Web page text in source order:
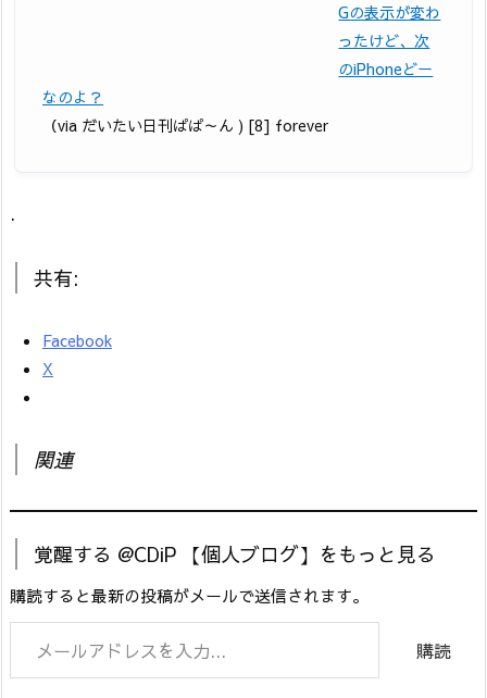
Gの表示が変わ
ったけど、次
のiPhoneどー
なのよ？
（via だいたい日刊ぱぱ～ん ) [8] forever
.
共有:
Facebook
X
関連
覚醒する @CDiP 【個人ブログ】をもっと見る
購読すると最新の投稿がメールで送信されます。
メールアドレスを入力...
購読